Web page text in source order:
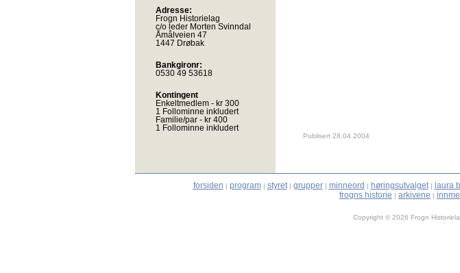
Adresse:
Frogn Historielag
c/o leder Morten Svinndal
Åmålveien 47
1447 Drøbak
Bankgironr:
0530 49 53618
Kontingent
Enkeltmedlem - kr 300
1 Follominne inkludert
Familie/par - kr 400
1 Follominne inkludert
Publisert 28.04.2004
forsiden | program| styret| grupper| minneord | høringsutvalget| laura
frogns historie | arkivene |
Copyright © 2026 Frogn